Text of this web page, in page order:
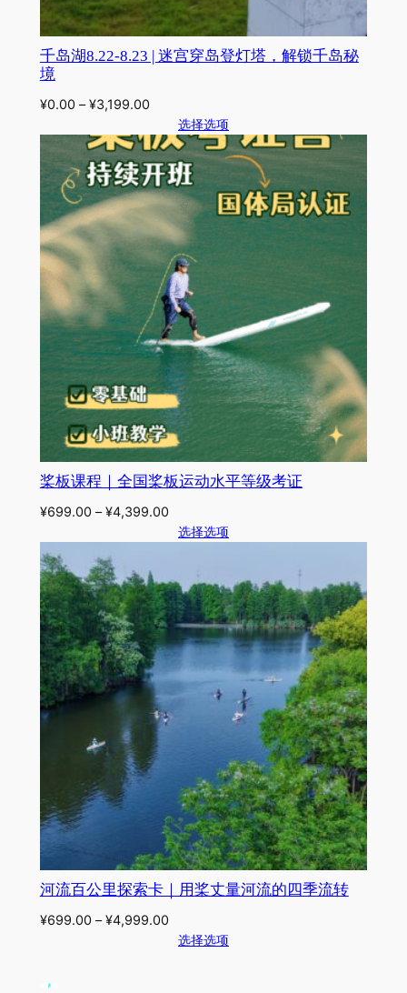
千岛湖8.22-8.23 | 迷宫穿岛登灯塔，解锁千岛秘
境
¥0.00 –¥3,199.00
选择选项
桨板课程｜全国桨板运动水平等级考证
¥699.00 –¥4,399.00
选择选项
河流百公里探索卡｜用桨丈量河流的四季流转
¥699.00 –¥4,999.00
选择选项